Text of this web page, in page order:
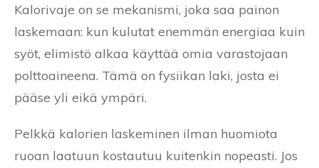
Kalorivaje on se mekanismi, joka saa painon
laskemaan: kun kulutat enemmän energiaa kuin
syöt, elimistö alkaa käyttää omia varastojaan
polttoaineena. Tämä on fysiikan laki, josta ei
pääse yli eikä ympäri.
Pelkkä kalorien laskeminen ilman huomiota
ruoan laatuun kostautuu kuitenkin nopeasti. Jos